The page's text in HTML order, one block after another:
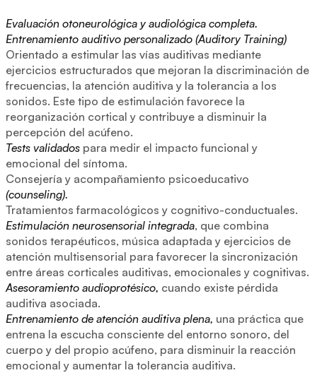
Evaluación otoneurológica y audiológica completa.
Entrenamiento auditivo personalizado (Auditory Training)
Orientado a estimular las vías auditivas mediante
ejercicios estructurados que mejoran la discriminación de
frecuencias, la atención auditiva y la tolerancia a los
sonidos. Este tipo de estimulación favorece la
reorganización cortical y contribuye a disminuir la
percepción del acúfeno.
Tests validados para medir el impacto funcional y
emocional del síntoma.
Consejería y acompañamiento psicoeducativo
(counseling).
Tratamientos farmacológicos y cognitivo-conductuales.
Estimulación neurosensorial integrada, que combina
sonidos terapéuticos, música adaptada y ejercicios de
atención multisensorial para favorecer la sincronización
entre áreas corticales auditivas, emocionales y cognitivas.
Asesoramiento audioprotésico, cuando existe pérdida
auditiva asociada.
Entrenamiento de atención auditiva plena, una práctica que
entrena la escucha consciente del entorno sonoro, del
cuerpo y del propio acúfeno, para disminuir la reacción
emocional y aumentar la tolerancia auditiva.